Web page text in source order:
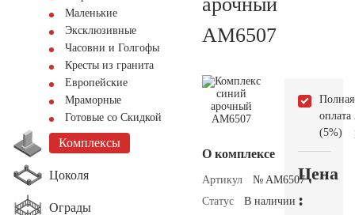
Маленькие
Эксклюзивные
Часовни и Голгофы
Кресты из гранита
Европейские
Мраморные
Готовые со Скидкой
Комплексы
Цоколя
Ограды
AM6507
О комплексе
Артикул
№ AM6507
Статус
В наличии
Полная
оплата
(5%)
Цена
: